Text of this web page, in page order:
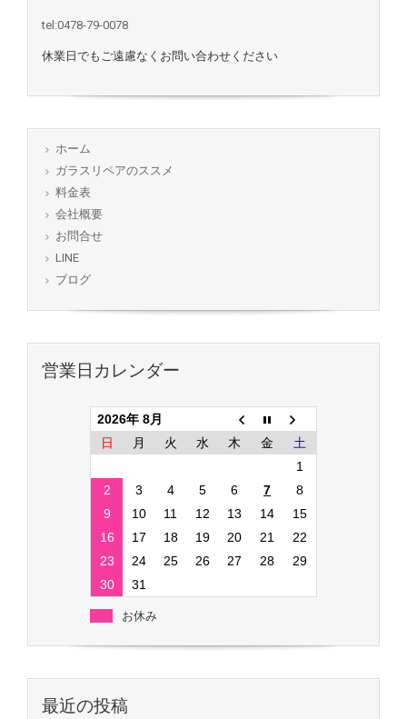
tel:0478-79-0078
休業日でもご遠慮なくお問い合わせください
ホーム
ガラスリペアのススメ
料金表
会社概要
お問合せ
LINE
ブログ
営業日カレンダー
2026年 8月
日
月 火 水 木 金
土
1
2
3 4 5 6 7
8
9
10 11 12 13 14
15
16
17 18 19 20 21
22
23
24 25 26 27 28
29
30
31
お休み
最近の投稿